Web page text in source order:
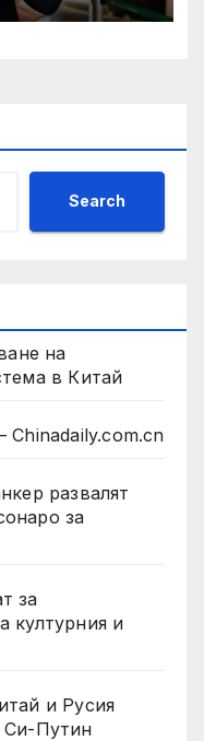
Search
на
в Китай
развалят
за
за
културния и
и Русия
Си-Путин